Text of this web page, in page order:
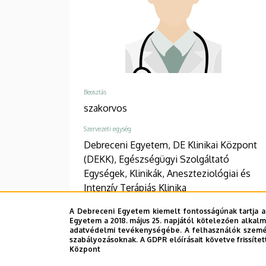
A Debreceni Egyetem kiemelt fontosságúnak
Egyetem a 2018. május 25. napjától kötelezően
adatvédelmi tevékenységébe. A felhasználók
szabályozásoknak. A GDPR előírásait követve
Központ
Beosztás
szakorvos
Szervezeti egység
Debreceni Egyetem, DE Klinikai Központ
(DEKK), Egészségügyi Szolgáltató
Egységek, Klinikák, Aneszteziológiai és
Intenzív Terápiás Klinika
Telefon
+36 52 411 600 / 55437
Cím